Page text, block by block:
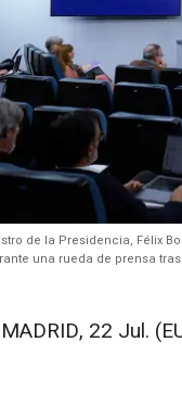
de la Presidencia, Félix
una rueda de prensa
MADRID, 22 Jul.